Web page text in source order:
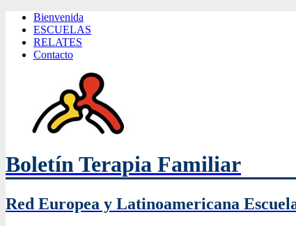
Bienvenida
ESCUELAS
RELATES
Contacto
Boletín Terapia Familiar
Red Europea y Latinoamericana